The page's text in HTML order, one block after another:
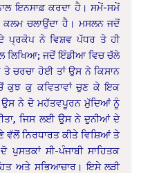
ਇਨਸਾਫ਼ ਕਰਦਾ ਹੈ। ਸਮੇਂ-ਸਮੇਂ
ਕਲਮ ਚਲਾਉਂਦਾ ਹੈ। ਮਸਲਨ ਜਦੋਂ
ਦੇ ਪ੍ਰਕੋਪ ਨੇ ਵਿਸ਼ਵ ਪੱਧਰ ਤੇ ਹੀ
ਲਿਖਿਆ; ਜਦੋਂ ਇੰਡੀਆ ਵਿਚ ਚੱਲੇ
ਚਰਚਾ ਹੋਈ ਤਾਂ ਉਸ ਨੇ ਕਿਸਾਨ
ਕੁਝ ਕੁ ਕਵਿਤਾਵਾਂ ਚੁਣ ਕੇ ਇਕ
ਉਸ ਨੇ ਦੋ ਮਹੱਤਵਪੂਰਨ ਮੁੱਦਿਆਂ ਨੂੰ
ਜਿਸ ਲਈ ਉਸ ਨੇ ਦੁਨੀਆਂ ਦੇ
ਵੱਲੋਂ ਨਿਰਧਾਰਤ ਕੀਤੇ ਵਿਸ਼ਿਆਂ ਤੇ
ਸੀ-ਪੰਜਾਬੀ ਸਾਹਿਤਕ
ਅਤੇ ਸਭਿਆਚਾਰ। ਇਸੇ ਲੜੀ